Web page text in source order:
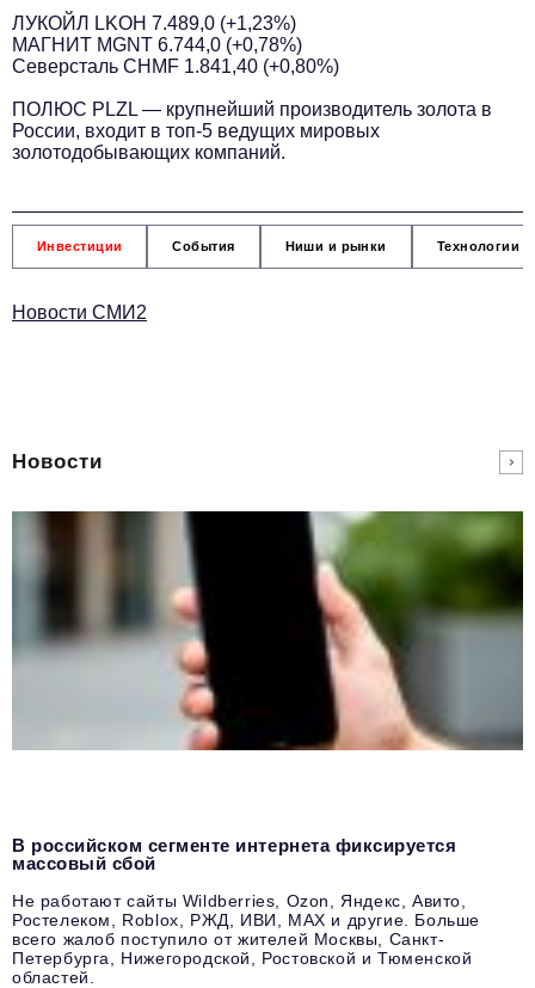
Отдел рекламы
reklama@business-magazine.online
Отдел распространения/редакционная подписка
Отдел по работе с партнерами
partner@business-magazine.online
ЛУКОЙЛ LKOH 7.489,0 (+1,23%)
МАГНИТ MGNT 6.744,0 (+0,78%)
Северсталь CHMF 1.841,40 (+0,80%)
ПОЛЮС PLZL — крупнейший производитель золота в
России, входит в топ-5 ведущих мировых
золотодобывающих компаний.
Инвестиции События Ниши и рынки Технологии
Новости СМИ2
Новости
В российском сегменте интернета фиксируется
массовый сбой
Не работают сайты Wildberries, Ozon, Яндекс, Авито,
Ростелеком, Roblox, РЖД, ИВИ, MAX и другие. Больше
всего жалоб поступило от жителей Москвы, Санкт-
Петербурга, Нижегородской, Ростовской и Тюменской
областей.